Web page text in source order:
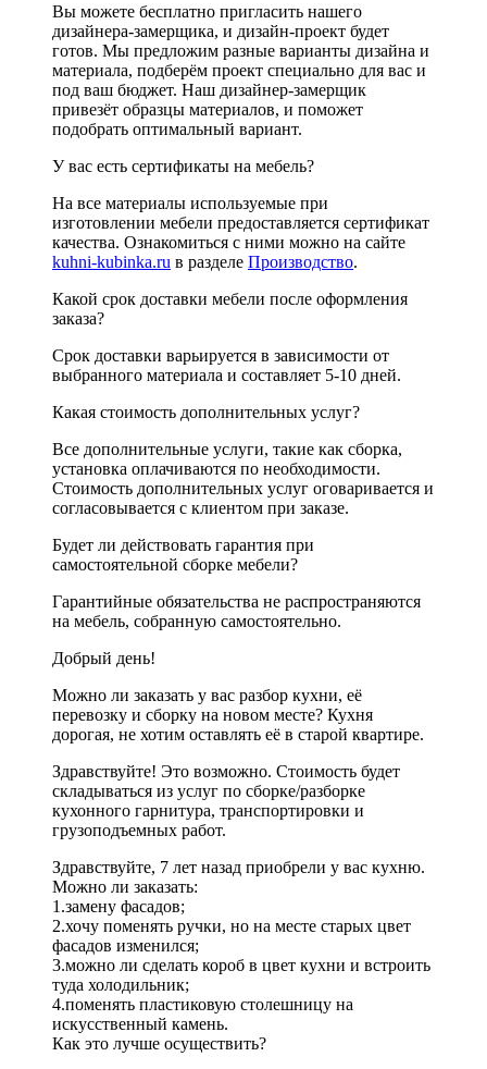
Вы можете бесплатно пригласить нашего
дизайнера-замерщика, и дизайн-проект будет
готов. Мы предложим разные варианты дизайна и
материала, подберём проект специально для вас и
под ваш бюджет. Наш дизайнер-замерщик
привезёт образцы материалов, и поможет
подобрать оптимальный вариант.
У вас есть сертификаты на мебель?
На все материалы используемые при
изготовлении мебели предоставляется сертификат
качества. Ознакомиться с ними можно на сайте
kuhni-kubinka.ru в разделе Производство.
Какой срок доставки мебели после оформления
заказа?
Срок доставки варьируется в зависимости от
выбранного материала и составляет 5-10 дней.
Какая стоимость дополнительных услуг?
Все дополнительные услуги, такие как сборка,
установка оплачиваются по необходимости.
Стоимость дополнительных услуг оговаривается и
согласовывается с клиентом при заказе.
Будет ли действовать гарантия при
самостоятельной сборке мебели?
Гарантийные обязательства не распространяются
на мебель, собранную самостоятельно.
Добрый день!
Можно ли заказать у вас разбор кухни, её
перевозку и сборку на новом месте? Кухня
дорогая, не хотим оставлять её в старой квартире.
Здравствуйте! Это возможно. Стоимость будет
складываться из услуг по сборке/разборке
кухонного гарнитура, транспортировки и
грузоподъемных работ.
Здравствуйте, 7 лет назад приобрели у вас кухню.
Можно ли заказать:
1.замену фасадов;
2.хочу поменять ручки, но на месте старых цвет
фасадов изменился;
3.можно ли сделать короб в цвет кухни и встроить
туда холодильник;
4.поменять пластиковую столешницу на
искусственный камень.
Как это лучше осуществить?